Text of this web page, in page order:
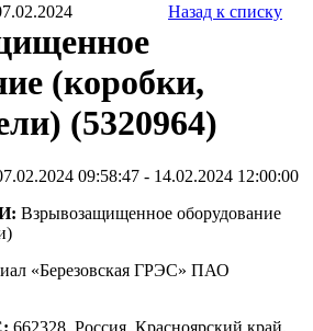
Назад к списку
(коробки,
(5320964)
09:58:47 - 14.02.2024 12:00:00
Взрывозащищенное оборудование
«Березовская ГРЭС» ПАО
662328, Россия, Красноярский край,